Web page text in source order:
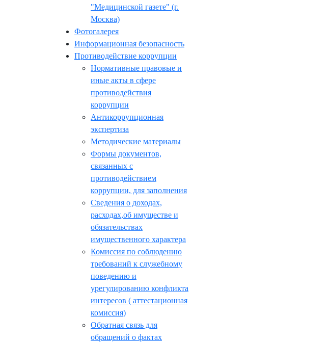
"Медицинской газете" (г.
Москва)
Фотогалерея
Информационная безопасность
Противодействие коррупции
Нормативные правовые и
иные акты в сфере
противодействия
коррупции
Антикоррупционная
экспертиза
Методические материалы
Формы документов,
связанных с
противодействием
коррупции, для заполнения
Сведения о доходах,
расходах,об имуществе и
обязательствах
имущественного характера
Комиссия по соблюдению
требований к служебному
поведению и
урегулированию конфликта
интересов ( аттестационная
комиссия)
Обратная связь для
обращений о фактах